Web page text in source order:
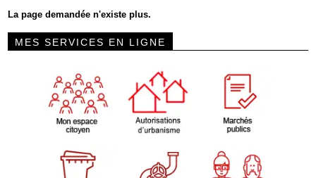
Services
Contacts
La page demandée n'existe plus.
MES SERVICES EN LIGNE